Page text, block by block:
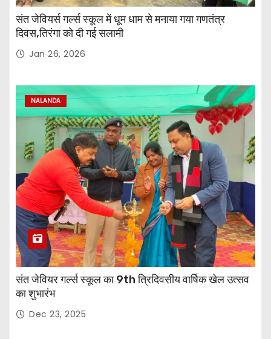
संत जेवियर्स गर्ल्स स्कूल में धूम धाम से मनाया गया गणतंत्र
दिवस,तिरंगा को दी गई सलामी
Jan 26, 2026
NALANDA
संत जेवियर गर्ल्स स्कूल का 9th त्रिदिवसीय वार्षिक खेल उत्सव
का शुभारंभ
Dec 23, 2025